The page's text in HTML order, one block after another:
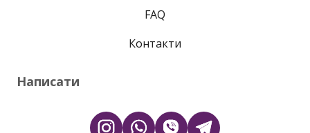
FAQ
Контакти
Написати